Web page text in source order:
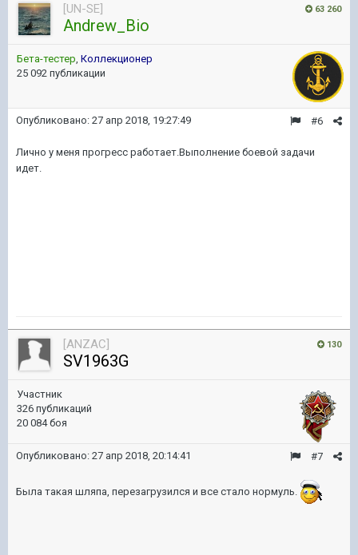
63 260
[UN-SE]
Andrew_Bio
Бета-тестер, Коллекционер
25 092 публикации
#6
Опубликовано: 27 апр 2018, 19:27:49
Лично у меня прогресс работает.Выполнение боевой задачи
идет.
130
[ANZAC]
SV1963G
Участник
326 публикаций
20 084 боя
#7
Опубликовано: 27 апр 2018, 20:14:41
Была такая шляпа, перезагрузился и все стало нормуль.